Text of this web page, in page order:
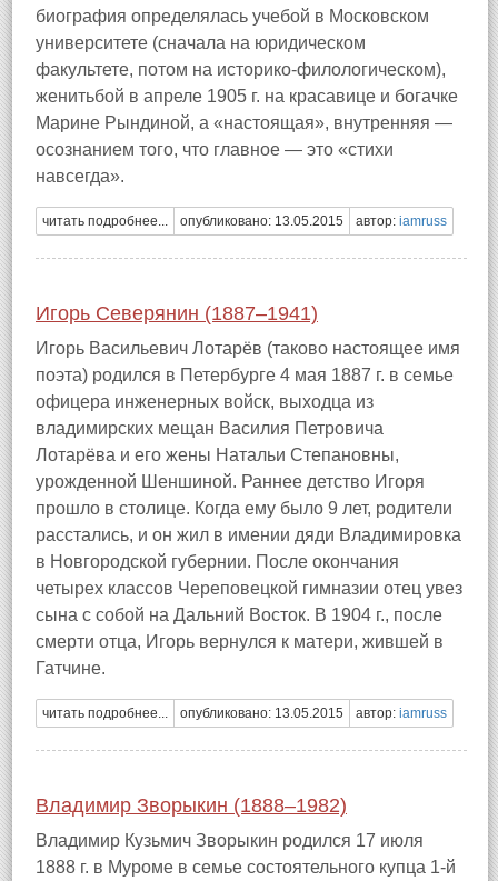
биография определялась учебой в Московском
университете (сначала на юридическом
факультете, потом на историко-филологическом),
женитьбой в апреле 1905 г. на красавице и богачке
Марине Рындиной, а «настоящая», внутренняя —
осознанием того, что главное — это «стихи
навсегда».
читать подробнее... опубликовано: 13.05.2015 автор: iamruss
Игорь Северянин (1887–1941)
Игорь Васильевич Лотарёв (таково настоящее имя
поэта) родился в Петербурге 4 мая 1887 г. в семье
офицера инженерных войск, выходца из
владимирских мещан Василия Петровича
Лотарёва и его жены Натальи Степановны,
урожденной Шеншиной. Раннее детство Игоря
прошло в столице. Когда ему было 9 лет, родители
расстались, и он жил в имении дяди Владимировка
в Новгородской губернии. После окончания
четырех классов Череповецкой гимназии отец увез
сына с собой на Дальний Восток. В 1904 г., после
смерти отца, Игорь вернулся к матери, жившей в
Гатчине.
читать подробнее... опубликовано: 13.05.2015 автор: iamruss
Владимир Зворыкин (1888–1982)
Владимир Кузьмич Зворыкин родился 17 июля
1888 г. в Муроме в семье состоятельного купца 1-й